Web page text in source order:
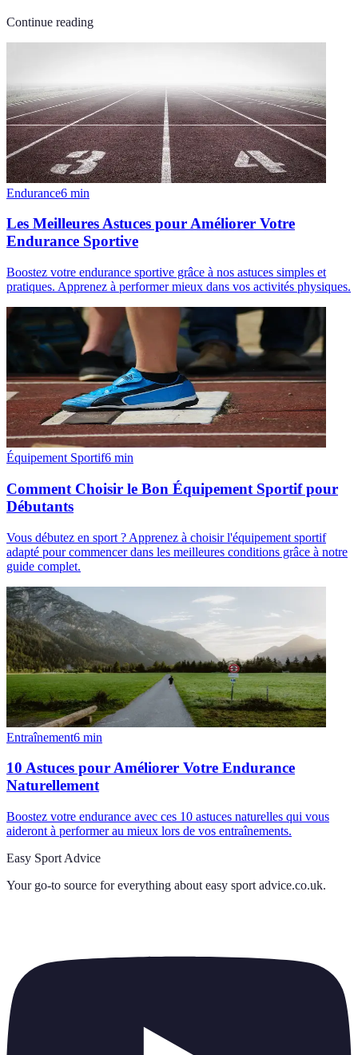
Continue reading
Endurance6 min
Les Meilleures Astuces pour Améliorer Votre
Endurance Sportive
Boostez votre endurance sportive grâce à nos astuces simples et
pratiques. Apprenez à performer mieux dans vos activités physiques.
Équipement Sportif6 min
Comment Choisir le Bon Équipement Sportif pour
Débutants
Vous débutez en sport ? Apprenez à choisir l'équipement sportif
adapté pour commencer dans les meilleures conditions grâce à notre
guide complet.
Entraînement6 min
10 Astuces pour Améliorer Votre Endurance
Naturellement
Boostez votre endurance avec ces 10 astuces naturelles qui vous
aideront à performer au mieux lors de vos entraînements.
Easy Sport Advice
Your go-to source for everything about easy sport advice.co.uk.